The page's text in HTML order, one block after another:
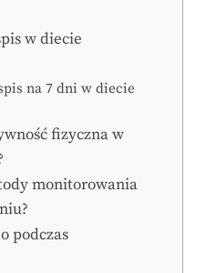
w diecie
na 7 dni w diecie
fizyczna w
monitorowania
podczas